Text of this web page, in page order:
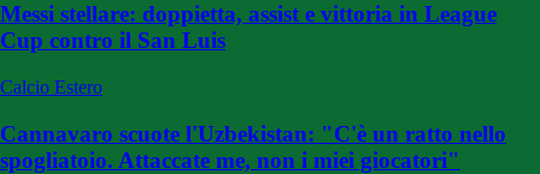
Messi stellare: doppietta, assist e vittoria in League
Cup contro il San Luis
Calcio Estero
Cannavaro scuote l'Uzbekistan: "C'è un ratto nello
spogliatoio. Attaccate me, non i miei giocatori"